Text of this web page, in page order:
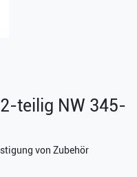
teilig NW 345-
von Zubehör